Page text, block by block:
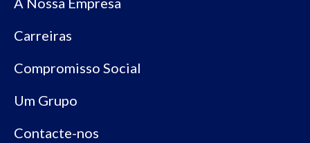
Carreiras
Compromisso Social
Um Grupo
Contacte-nos